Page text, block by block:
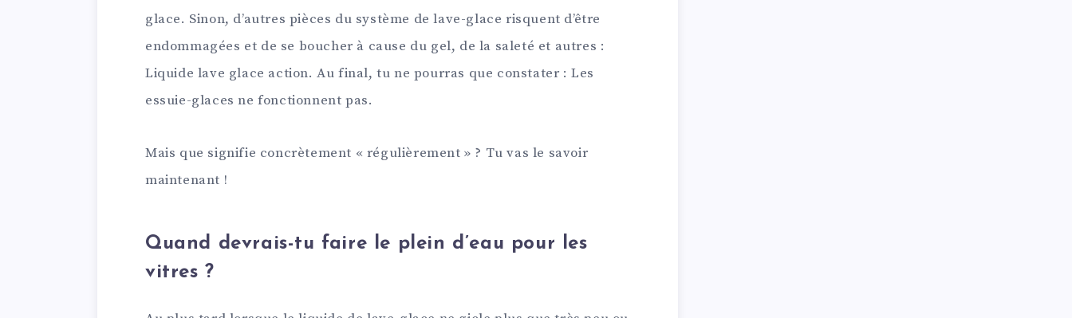
glace. Sinon, d’autres pièces du système de lave-glace risquent d’être
endommagées et de se boucher à cause du gel, de la saleté et autres :
Liquide lave glace action. Au final, tu ne pourras que constater : Les
essuie-glaces ne fonctionnent pas.
Mais que signifie concrètement « régulièrement » ? Tu vas le savoir
maintenant !
Quand devrais-tu faire le plein d’eau pour les
vitres ?